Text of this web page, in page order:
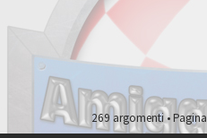
269 argomenti •Pagina